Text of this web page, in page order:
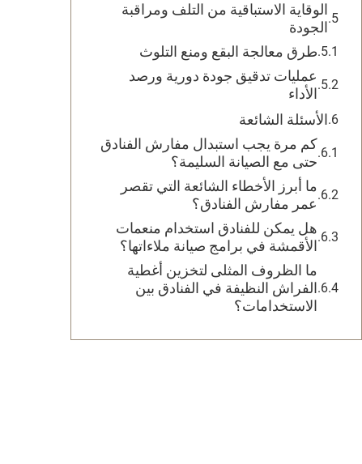
الوقاية الاستباقية من التلف ومراقبة
الجودة
طرق معالجة البقع ومنع التلوث
عمليات تدقيق جودة دورية ورصد
الأداء
الأسئلة الشائعة
كم مرة يجب استبدال مفارش الفنادق
حتى مع الصيانة السليمة؟
ما أبرز الأخطاء الشائعة التي تقصر
عمر مفارش الفنادق؟
هل يمكن للفنادق استخدام منعمات
الأقمشة في برامج صيانة ملاءاتها؟
ما الظروف المثلى لتخزين أغطية
الفراش النظيفة في الفنادق بين
الاستخدامات؟